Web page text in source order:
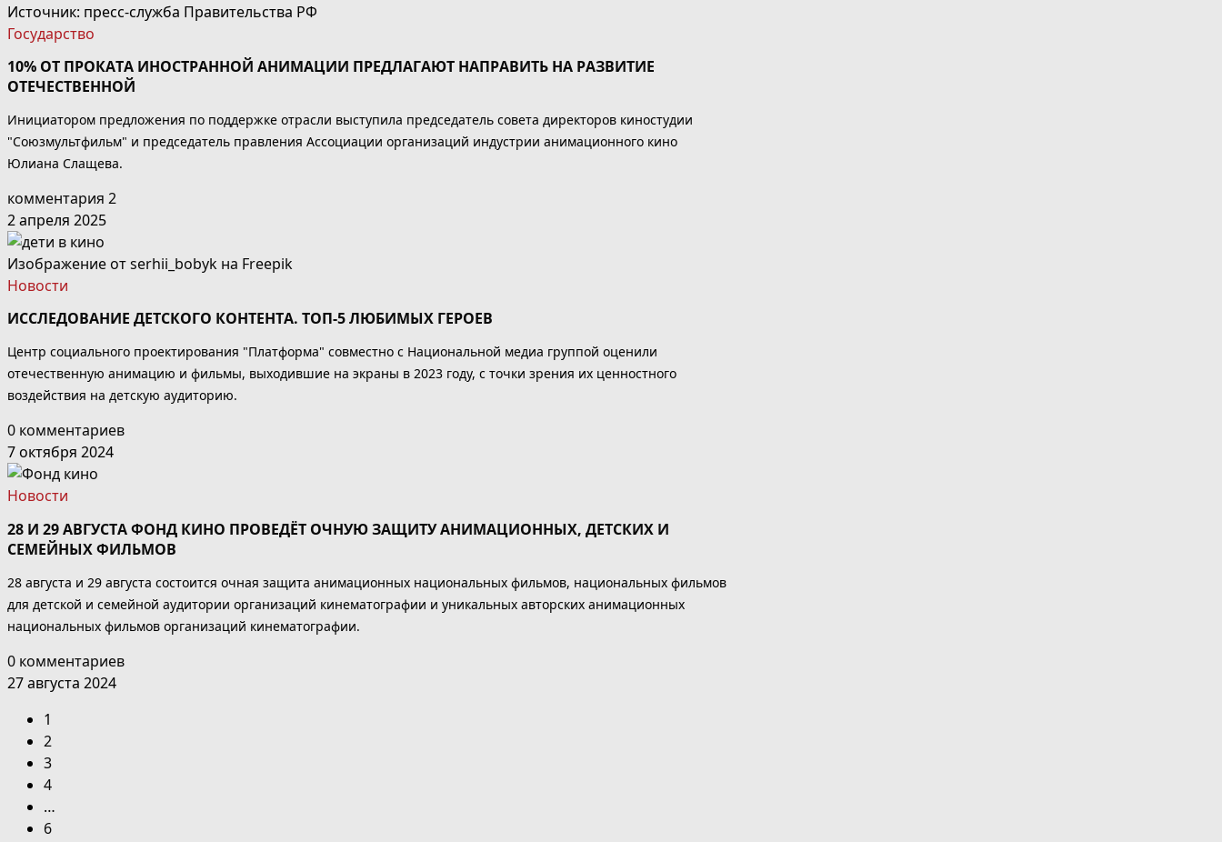
Источник: пресс-служба Правительства РФ
Государство
10% ОТ ПРОКАТА ИНОСТРАННОЙ АНИМАЦИИ ПРЕДЛАГАЮТ НАПРАВИТЬ НА РАЗВИТИЕ
ОТЕЧЕСТВЕННОЙ
Инициатором предложения по поддержке отрасли выступила председатель совета директоров киностудии
"Союзмультфильм" и председатель правления Ассоциации организаций индустрии анимационного кино
Юлиана Слащева.
комментария 2
2 апреля 2025
Изображение от serhii_bobyk на Freepik
Новости
ИССЛЕДОВАНИЕ ДЕТСКОГО КОНТЕНТА. ТОП-5 ЛЮБИМЫХ ГЕРОЕВ
Центр социального проектирования "Платформа" совместно с Национальной медиа группой оценили
отечественную анимацию и фильмы, выходившие на экраны в 2023 году, с точки зрения их ценностного
воздействия на детскую аудиторию.
0 комментариев
7 октября 2024
Новости
28 И 29 АВГУСТА ФОНД КИНО ПРОВЕДЁТ ОЧНУЮ ЗАЩИТУ АНИМАЦИОННЫХ, ДЕТСКИХ И
СЕМЕЙНЫХ ФИЛЬМОВ
28 августа и 29 августа состоится очная защита анимационных национальных фильмов, национальных фильмов
для детской и семейной аудитории организаций кинематографии и уникальных авторских анимационных
национальных фильмов организаций кинематографии.
0 комментариев
27 августа 2024
1
2
3
4
…
6